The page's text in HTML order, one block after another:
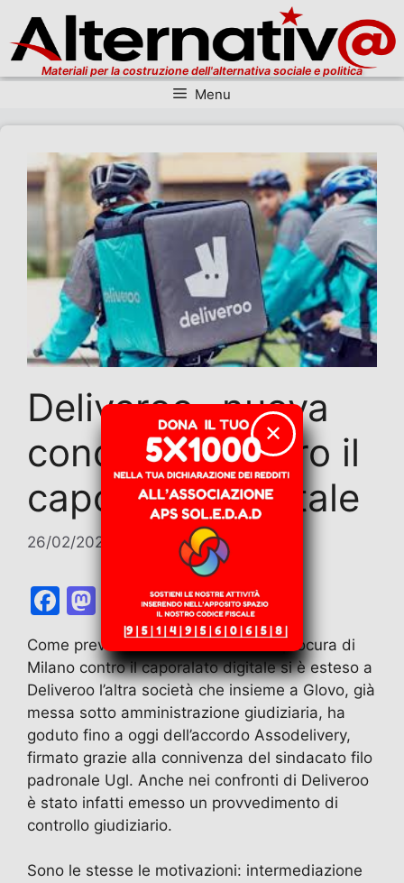
Materiali per la costruzione dell'alternativa sociale e politica
Menu
Deliveroo- nuova
condanna contro il
caporalato digitale
26/02/2026 Antonello Patta
F
c
e
b
o
o
k
st
o
d
o
n
E
m
ai
l
T
el
e
gr
a
m
W
h
at
s
A
p
p
T
w
itt
er
o
n
di
vi
di
Come prevedibile l’intervento della procura di
Milano contro il caporalato digitale si è esteso a
Deliveroo l’altra società che insieme a Glovo, già
messa sotto amministrazione giudiziaria, ha
goduto fino a oggi dell’accordo Assodelivery,
firmato grazie alla connivenza del sindacato filo
padronale Ugl. Anche nei confronti di Deliveroo
è stato infatti emesso un provvedimento di
controllo giudiziario.
Sono le stesse le motivazioni: intermediazione
✕